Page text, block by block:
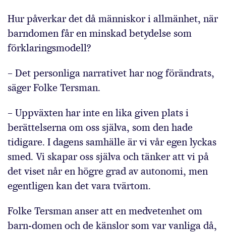
Hur påverkar det då människor i allmänhet, när
barndomen får en minskad betydelse som
förklaringsmodell?
– Det personliga narrativet har nog förändrats,
säger Folke Tersman.
– Uppväxten har inte en lika given plats i
berättelserna om oss själva, som den hade
tidigare. I dagens samhälle är vi vår egen lyckas
smed. Vi skapar oss själva och tänker att vi på
det viset når en högre grad av autonomi, men
egentligen kan det vara tvärtom.
Folke Tersman anser att en medvetenhet om
barn-domen och de känslor som var vanliga då,